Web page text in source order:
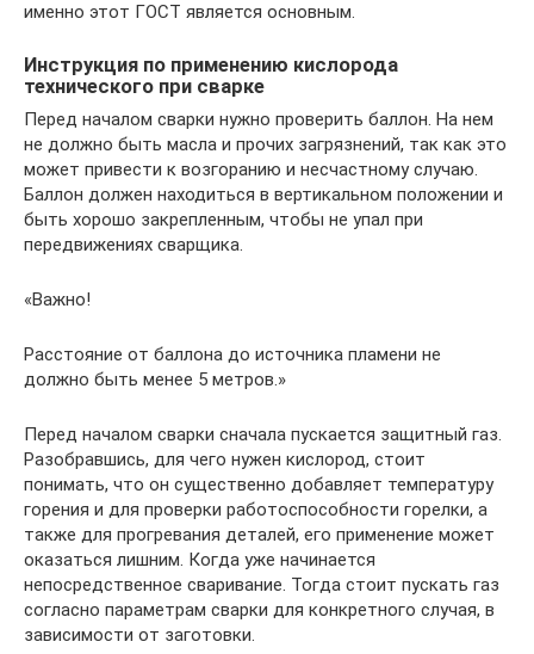
именно этот ГОСТ является основным.
Инструкция по применению кислорода
технического при сварке
Перед началом сварки нужно проверить баллон. На нем
не должно быть масла и прочих загрязнений, так как это
может привести к возгоранию и несчастному случаю.
Баллон должен находиться в вертикальном положении и
быть хорошо закрепленным, чтобы не упал при
передвижениях сварщика.
«Важно!
Расстояние от баллона до источника пламени не
должно быть менее 5 метров.»
Перед началом сварки сначала пускается защитный газ.
Разобравшись, для чего нужен кислород, стоит
понимать, что он существенно добавляет температуру
горения и для проверки работоспособности горелки, а
также для прогревания деталей, его применение может
оказаться лишним. Когда уже начинается
непосредственное сваривание. Тогда стоит пускать газ
согласно параметрам сварки для конкретного случая, в
зависимости от заготовки.